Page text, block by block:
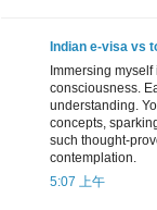
Indian e-visa vs
Immersing
consciousness.
understanding.
concepts,
such thought-
contemplation.
5:07 上午